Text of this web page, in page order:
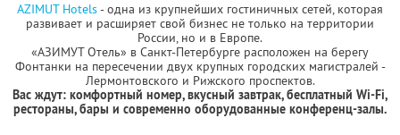
AZIMUT Hotels- одна из крупнейших гостиничных сетей, которая
развивает и расширяет свой бизнес не только на территории
России, но и в Европе.
«АЗИМУТ Отель» в Санкт-Петербурге расположен на берегу
Фонтанки на пересечении двух крупных городских магистралей -
Лермонтовского и Рижского проспектов.
Вас ждут: комфортный номер, вкусный завтрак, бесплатный Wi-Fi,
рестораны, бары и современно оборудованные конференц-залы.